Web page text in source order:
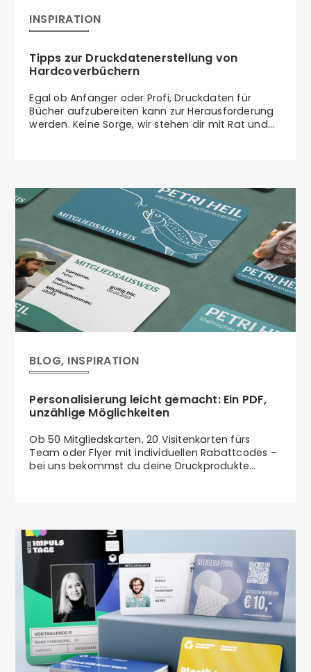
INSPIRATION
Tipps zur Druckdatenerstellung von
Hardcoverbüchern
Egal ob Anfänger oder Profi, Druckdaten für
Bücher aufzubereiten kann zur Herausforderung
werden. Keine Sorge, wir stehen dir mit Rat und
BLOG, INSPIRATION
Personalisierung leicht gemacht: Ein PDF,
unzählige Möglichkeiten
Ob 50 Mitgliedskarten, 20 Visitenkarten fürs
Team oder Flyer mit individuellen Rabattcodes –
bei uns bekommst du deine Druckprodukte